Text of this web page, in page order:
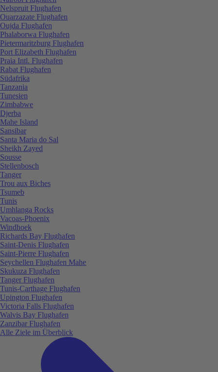
Nelspruit Flughafen
Ouarzazate Flughafen
Oujda Flughafen
Phalaborwa Flughafen
Pietermaritzburg Flughafen
Port Elizabeth Flughafen
Praia Intl. Flughafen
Rabat Flughafen
Südafrika
Tanzania
Tunesien
Zimbabwe
Djerba
Mahe Island
Sansibar
Santa Maria do Sal
Sheikh Zayed
Sousse
Stellenbosch
Tanger
Trou aux Biches
Tsumeb
Tunis
Umhlanga Rocks
Vacoas-Phoenix
Windhoek
Richards Bay Flughafen
Saint-Denis Flughafen
Saint-Pierre Flughafen
Seychellen Flughafen Mahe
Skukuza Flughafen
Tanger Flughafen
Tunis-Carthage Flughafen
Upington Flughafen
Victoria Falls Flughafen
Walvis Bay Flughafen
Zanzibar Flughafen
Alle Ziele im Überblick